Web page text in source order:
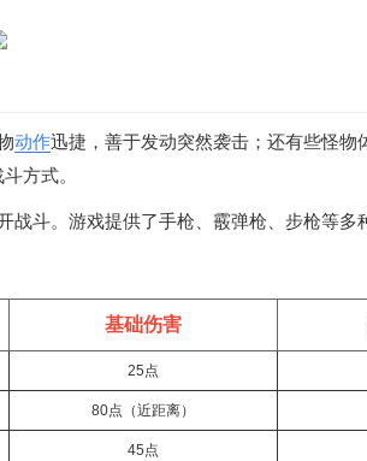
动作迅捷，善于发动突然袭击；还有些怪
方式。
战斗。游戏提供了手枪、霰弹枪、步枪等
基础伤害
25点
80点（近距离）
45点